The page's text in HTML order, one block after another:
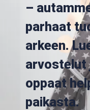
–
parhaat
arkeen.
arvostelut
oppaat
paikasta.